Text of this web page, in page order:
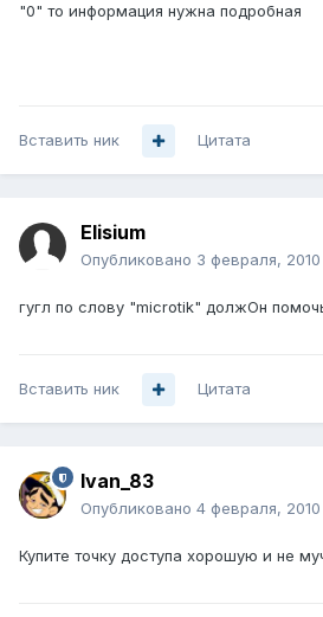
"0" то информация нужна подробная
Вставить ник Цитата
Elisium
Опубликовано 3 февраля, 2010
гугл по слову "microtik" должОн
Вставить ник Цитата
Ivan_83
Опубликовано 4 февраля, 2010
Купите точку доступа хорошую и не